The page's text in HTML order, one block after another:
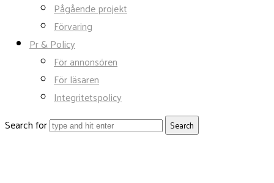
Pågående projekt
Förvaring
Pr & Policy
För annonsören
För läsaren
Integritetspolicy
Search for